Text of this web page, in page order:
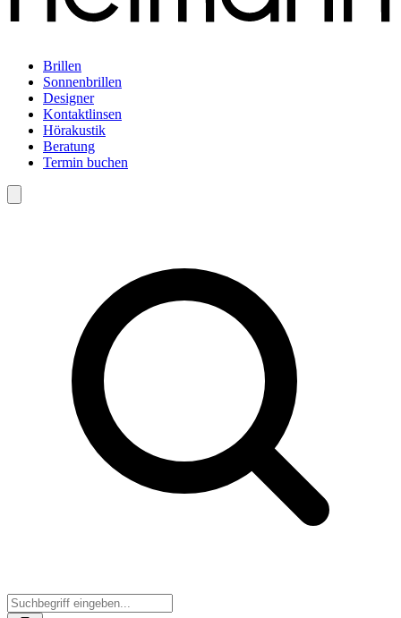
Brillen
Sonnenbrillen
Designer
Kontaktlinsen
Hörakustik
Beratung
Termin buchen